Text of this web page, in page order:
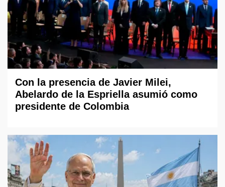
Con la presencia de Javier Milei,
Abelardo de la Espriella asumió como
presidente de Colombia